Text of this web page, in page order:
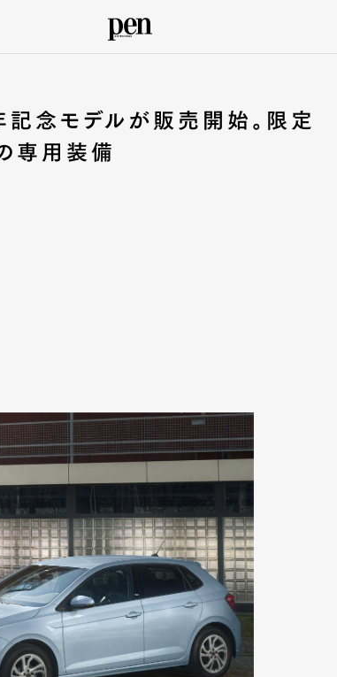
記念モデルが販売開始。限定
専用装備